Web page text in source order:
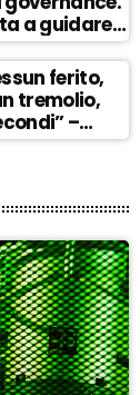
a guidare
ferito,
tremolio,
–